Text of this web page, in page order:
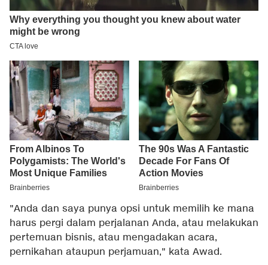
"Anda dan saya punya opsi untuk memilih ke mana
harus pergi dalam perjalanan Anda, atau melakukan
pertemuan bisnis, atau mengadakan acara,
pernikahan ataupun perjamuan," kata Awad.